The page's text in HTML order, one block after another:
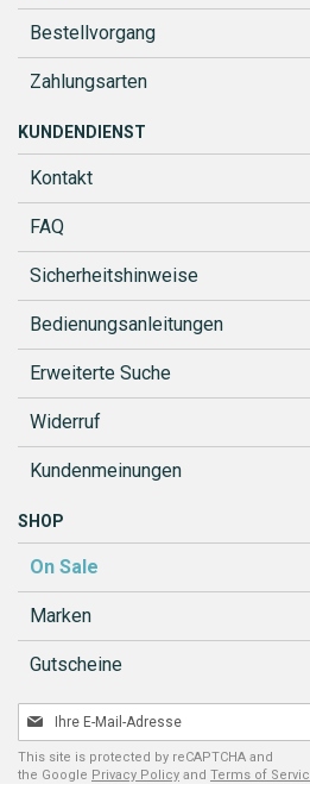
Bestellvorgang
Zahlungsarten
KUNDENDIENST
Kontakt
FAQ
Sicherheitshinweise
Bedienungsanleitungen
Erweiterte Suche
Widerruf
Kundenmeinungen
SHOP
On Sale
Marken
Gutscheine
Melden
Sie
sich
für
This site is protected by reCAPTCHA and
the Google Privacy Policy and Terms of